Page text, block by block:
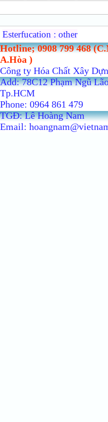
Esterfucation : other
Hotline; 0908 799 468
A.Hòa )
Công ty Hóa Chất Xây
Add: 78C12 Phạm Ngũ
Tp.HCM
Phone: 0964 861 479
TGĐ: Lê Hoàng Nam
Email: